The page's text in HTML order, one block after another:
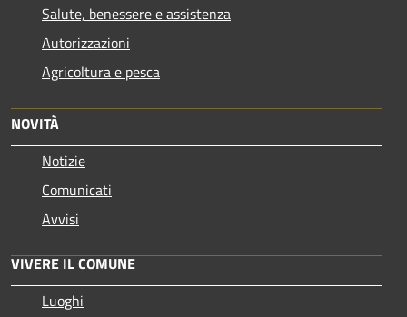
Salute, benessere e assistenza
Autorizzazioni
Agricoltura e pesca
NOVITÀ
Notizie
Comunicati
Avvisi
VIVERE IL COMUNE
Luoghi